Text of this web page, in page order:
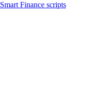
Smart Finance scripts